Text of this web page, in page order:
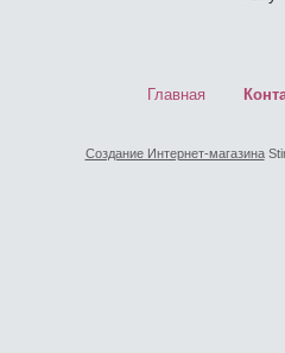
Главная
Создание Интернет-магазина